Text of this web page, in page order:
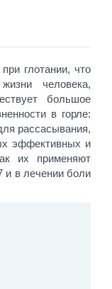
глотании, что
человека,
большое
в горле:
рассасывания,
эффективных и
их применяют
и в лечении боли